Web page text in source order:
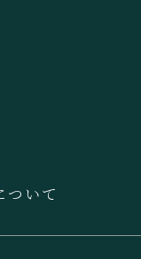
ついて